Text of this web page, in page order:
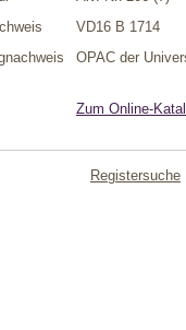
VD16 B 1714
OPAC der
Zum Online-
Registersuche